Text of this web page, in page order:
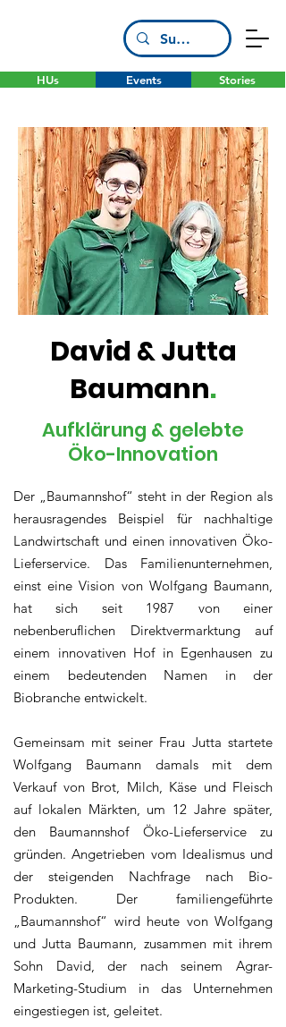
HUs Stories
Events
David & Jutta
Baumann.
Aufklärung & gelebte
Öko-Innovation
Der „Baumannshof“ steht in der Region als
herausragendes Beispiel für nachhaltige
Landwirtschaft und einen innovativen Öko-
Lieferservice. Das Familienunternehmen,
einst eine Vision von Wolfgang Baumann,
hat sich seit 1987 von einer
nebenberuflichen Direktvermarktung auf
einem innovativen Hof in Egenhausen zu
einem bedeutenden Namen in der
Biobranche entwickelt.
Gemeinsam mit seiner Frau Jutta startete
Wolfgang Baumann damals mit dem
Verkauf von Brot, Milch, Käse und Fleisch
auf lokalen Märkten, um 12 Jahre später,
den Baumannshof Öko-Lieferservice zu
gründen. Angetrieben vom Idealismus und
der steigenden Nachfrage nach Bio-
Produkten. Der familiengeführte
„Baumannshof“ wird heute von Wolfgang
und Jutta Baumann, zusammen mit ihrem
Sohn David, der nach seinem Agrar-
Marketing-Studium in das Unternehmen
eingestiegen ist, geleitet.